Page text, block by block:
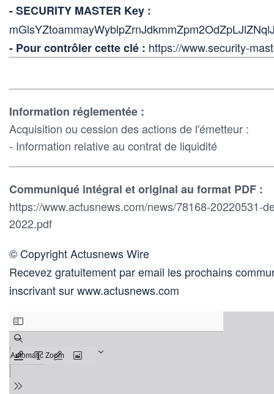
- SECURITY MASTER Key :
- Pour contrôler cette clé : https://www.security-
Information réglementée :
Acquisition ou cession des actions de l'émetteur :
- Information relative au contrat de liquidité
Communiqué intégral et original au format PDF :
https://www.actusnews.com/news/78168-20220531-
2022.pdf
© Copyright Actusnews Wire
Recevez gratuitement par email les prochains
inscrivant sur www.actusnews.com